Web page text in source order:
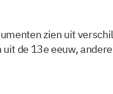
zien uit
de 13e eeuw, andere